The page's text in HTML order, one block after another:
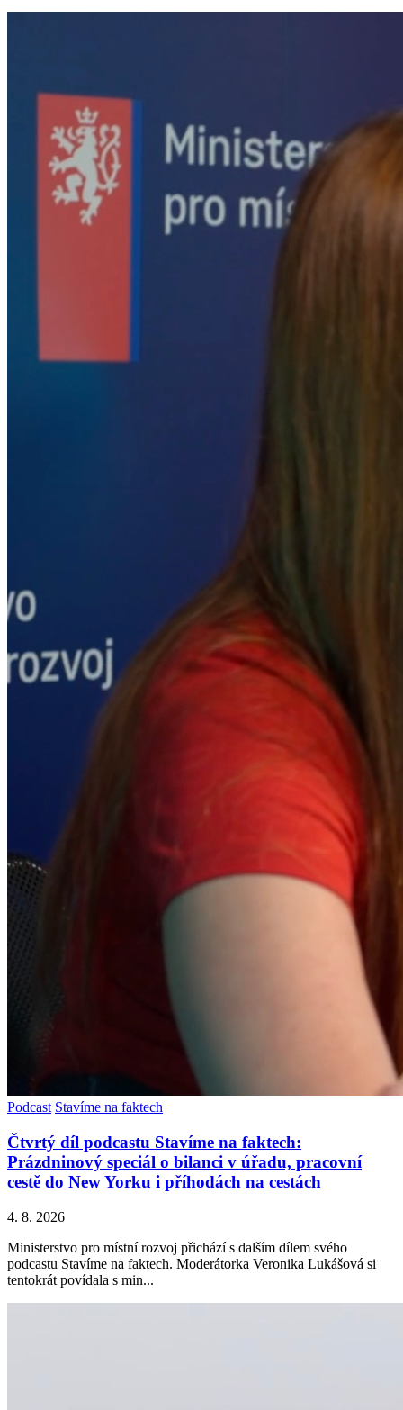
Podcast Stavíme na faktech
Čtvrtý díl podcastu Stavíme na faktech:
Prázdninový speciál o bilanci v úřadu, pracovní
cestě do New Yorku i příhodách na cestách
4. 8. 2026
Ministerstvo pro místní rozvoj přichází s dalším dílem svého
podcastu Stavíme na faktech. Moderátorka Veronika Lukášová si
tentokrát povídala s min...